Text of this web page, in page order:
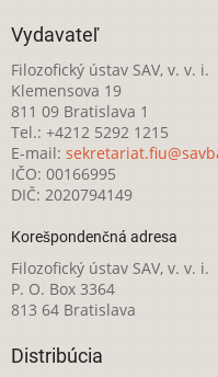
Vydavateľ
Filozofický ústav SAV, v. v. i.
Klemensova 19
811 09 Bratislava 1
Tel.: +4212 5292 1215
E-mail:
IČO: 00166995
DIČ: 2020794149
Korešpondenčná adresa
Filozofický ústav SAV, v. v. i.
P. O. Box 3364
813 64 Bratislava
Distribúcia